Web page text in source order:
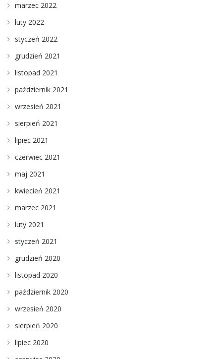
marzec 2022
luty 2022
styczeń 2022
grudzień 2021
listopad 2021
październik 2021
wrzesień 2021
sierpień 2021
lipiec 2021
czerwiec 2021
maj 2021
kwiecień 2021
marzec 2021
luty 2021
styczeń 2021
grudzień 2020
listopad 2020
październik 2020
wrzesień 2020
sierpień 2020
lipiec 2020